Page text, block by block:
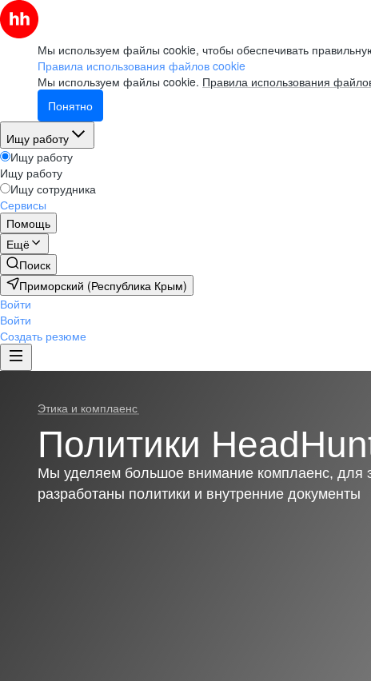
Мы используем файлы cookie, чтобы обеспечивать
Правила использования файлов cookie
Мы используем файлы cookie. Правила использования
Понятно
Ищу работу
Ищу работу
Ищу работу
Ищу сотрудника
Сервисы
Помощь
Ещё
Поиск
Приморский (Республика Крым)
Войти
Войти
Создать резюме
Этика и комплаенс
Политики
Мы уделяем большое внимание комплаенс, для
разработаны политики и внутренние документы